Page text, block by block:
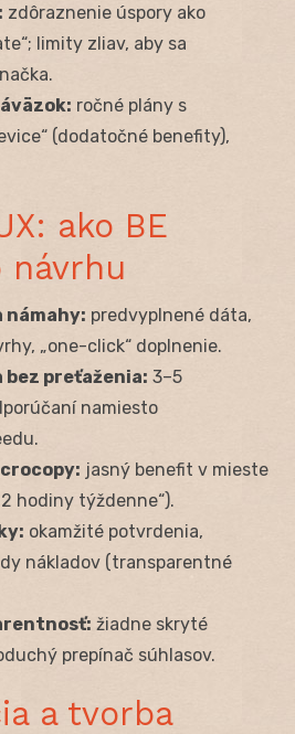
zdôraznenie úspory ako
limity zliav, aby sa
ročné plány s
(dodatočné benefity),
ako BE
návrhu
námahy: predvyplnené dáta,
„one-click“ doplnenie.
bez preťaženia: 3–5
namiesto
jasný benefit v mieste
hodiny týždenne“).
okamžité potvrdenia,
nákladov (transparentné
žiadne skryté
prepínač súhlasov.
a tvorba